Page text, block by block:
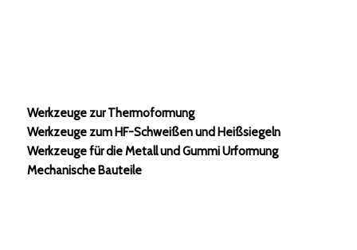
Werkzeuge zur Thermoformung
Werkzeuge zum HF-Schweißen und Heißsiegeln
Werkzeuge für die Metall und Gummi Urformung
Mechanische Bauteile